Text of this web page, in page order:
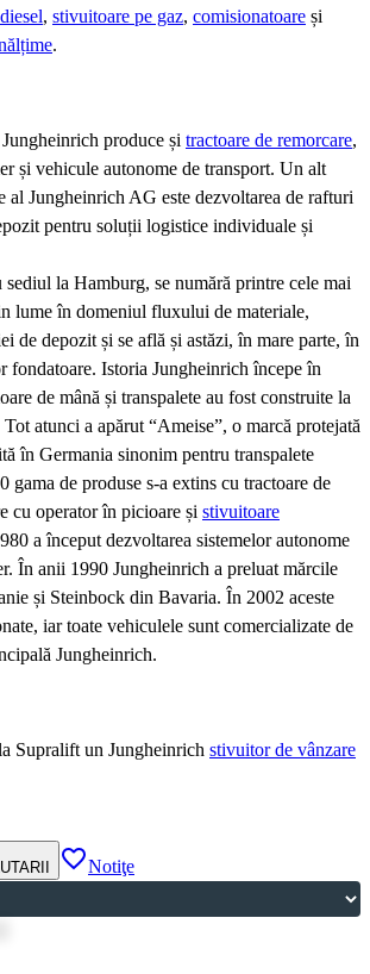
, stivuitoare pe gaz, comisionatoare și
.
produce și tractoare de remorcare,
și vehicule autonome de transport. Un alt
al Jungheinrich AG este dezvoltarea de rafturi
pentru soluții logistice individuale și
la Hamburg, se numără printre cele mai
lume în domeniul fluxului de materiale,
de depozit și se află și astăzi, în mare parte, în
fondatoare. Istoria Jungheinrich începe în
de mână și transpalete au fost construite la
atunci a apărut “Ameise”, o marcă protejată
în Germania sinonim pentru transpalete
gama de produse s-a extins cu tractoare de
cu operator în picioare și stivuitoare
a început dezvoltarea sistemelor autonome
În anii 1990 Jungheinrich a preluat mărcile
și Steinbock din Bavaria. În 2002 aceste
iar toate vehiculele sunt comercializate de
Jungheinrich.
Supralift un Jungheinrich stivuitor de vânzare
favorite_borderNotiţe